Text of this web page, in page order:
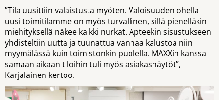
”Tila uusittiin valaistusta myöten. Valoisuuden ohella
uusi toimitilamme on myös turvallinen, sillä pienelläkin
miehityksellä näkee kaikki nurkat. Apteekin sisustukseen
yhdisteltiin uutta ja tuunattua vanhaa kalustoa niin
myymälässä kuin toimistonkin puolella. MAXXin kanssa
samaan aikaan tiloihin tuli myös asiakasnäytöt”,
Karjalainen kertoo.